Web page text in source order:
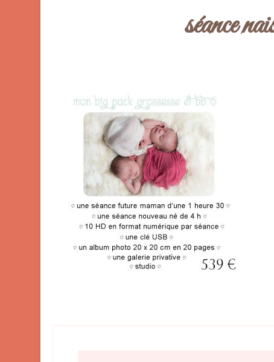
séance